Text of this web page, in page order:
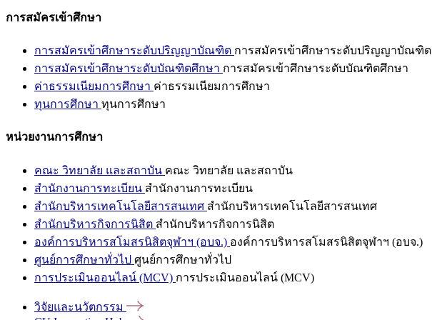
การสมัครเข้าศึกษา
การสมัครเข้าศึกษาระดับปริญญาบัณฑิต การสมัครเข้าศึกษาระดับปริญญาบัณฑิต
การสมัครเข้าศึกษาระดับบัณฑิตศึกษา การสมัครเข้าศึกษาระดับบัณฑิตศึกษา
ค่าธรรมเนียมการศึกษา ค่าธรรมเนียมการศึกษา
ทุนการศึกษา ทุนการศึกษา
หน่วยงานการศึกษา
คณะ วิทยาลัย และสถาบัน คณะ วิทยาลัย และสถาบัน
สำนักงานการทะเบียน สำนักงานการทะเบียน
สำนักบริหารเทคโนโลยีสารสนเทศ สำนักบริหารเทคโนโลยีสารสนเทศ
สำนักบริหารกิจการนิสิต สำนักบริหารกิจการนิสิต
องค์การบริหารสโมสรนิสิตจุฬาฯ (อบจ.) องค์การบริหารสโมสรนิสิตจุฬาฯ (อบจ.)
ศูนย์การศึกษาทั่วไป ศูนย์การศึกษาทั่วไป
การประเมินออนไลน์ (MCV) การประเมินออนไลน์ (MCV)
วิจัยและนวัตกรรม